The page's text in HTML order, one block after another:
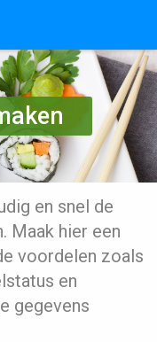
en snel de
Maak hier een
voordelen zoals
en
gegevens